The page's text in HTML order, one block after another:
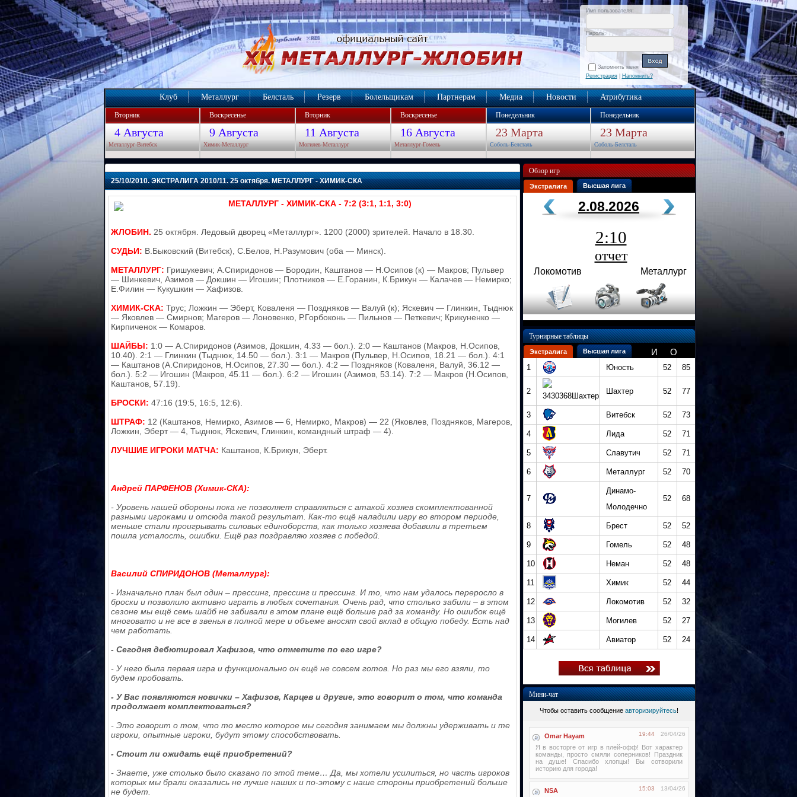
Имя пользователя:
Пароль:
Запомнить меня
Регистрация| Напомнить?
Клуб Металлург Белсталь Резерв Болельщикам Партнерам Медиа Новости Атрибутика
Вторник Воскресенье Вторник Воскресенье Понедельник Понедельник
4 Августа 9 Августа 11 Августа 16 Августа 23 Марта 23 Марта
Металлург-Витебск Химик-Металлург Могилев-Металлург Металлург-Гомель Соболь-Белсталь Соболь-Белсталь
25/10/2010. ЭКСТРАЛИГА 2010/11. 25 октября. МЕТАЛЛУРГ - ХИМИК-СКА
МЕТАЛЛУРГ - ХИМИК-СКА - 7:2 (3:1, 1:1, 3:0)
ЖЛОБИН. 25 октября. Ледовый дворец «Металлург». 1200 (2000) зрителей. Начало в 18.30.
СУДЬИ: В.Быковский (Витебск), С.Белов, Н.Разумович (оба — Минск).
МЕТАЛЛУРГ: Гришукевич; А.Спиридонов — Бородин, Каштанов — Н.Осипов (к) — Макров; Пульвер
— Шинкевич, Азимов — Докшин — Игошин; Плотников — Е.Горанин, К.Брикун — Калачев — Немирко;
Е.Филин — Кукушкин — Хафизов.
ХИМИК-СКА: Трус; Ложкин — Эберт, Коваленя — Поздняков — Валуй (к); Яскевич — Глинкин, Тыднюк
— Яковлев — Смирнов; Магеров — Лоновенко, Р.Горбоконь — Пильнов — Петкевич; Крикуненко —
Кирпиченок — Комаров.
ШАЙБЫ: 1:0 — А.Спиридонов (Азимов, Докшин, 4.33 — бол.). 2:0 — Каштанов (Макров, Н.Осипов,
10.40). 2:1 — Глинкин (Тыднюк, 14.50 — бол.). 3:1 — Макров (Пульвер, Н.Осипов, 18.21 — бол.). 4:1
— Каштанов (А.Спиридонов, Н.Осипов, 27.30 — бол.). 4:2 — Поздняков (Коваленя, Валуй, 36.12 —
бол.). 5:2 — Игошин (Макров, 45.11 — бол.). 6:2 — Игошин (Азимов, 53.14). 7:2 — Макров (Н.Осипов,
Каштанов, 57.19).
БРОСКИ: 47:16 (19:5, 16:5, 12:6).
ШТРАФ: 12 (Каштанов, Немирко, Азимов — 6, Немирко, Макров) — 22 (Яковлев, Поздняков, Магеров,
Ложкин, Эберт — 4, Тыднюк, Яскевич, Глинкин, командный штраф — 4).
ЛУЧШИЕ ИГРОКИ МАТЧА: Каштанов, К.Брикун, Эберт.
Андрей ПАРФЕНОВ (Химик-СКА):
- Уровень нашей обороны пока не позволяет справляться с атакой хозяев скомплектованной
разными игроками и отсюда такой результат. Как-то ещё наладили игру во втором периоде,
меньше стали проигрывать силовых единоборств, как только хозяева добавили в третьем
пошла усталость, ошибки. Ещё раз поздравляю хозяев с победой.
Василий СПИРИДОНОВ (Металлург):
- Изначально план был один – прессинг, прессинг и прессинг. И то, что нам удалось переросло в
броски и позволило активно играть в любых сочетания. Очень рад, что столько забили – в этом
сезоне мы ещё семь шайб не забивали в этом плане ещё больше рад за команду. Но ошибок ещё
многовато и не все в звенья в полной мере и объеме вносят свой вклад в общую победу. Есть над
чем работать.
- Сегодня дебютировал Хафизов, что отметите по его игре?
- У него была первая игра и функционально он ещё не совсем готов. Но раз мы его взяли, то
будем пробовать.
- У Вас появляются новички – Хафизов, Карцев и другие, это говорит о том, что команда
продолжает комплектоваться?
- Это говорит о том, что то место которое мы сегодня занимаем мы должны удерживать и те
игроки, опытные игроки, будут этому способствовать.
- Стоит ли ожидать ещё приобретений?
- Знаете, уже столько было сказано по этой теме… Да, мы хотели усилиться, но часть игроков
которых мы брали оказались не лучше наших и по-этому с наше стороны приобретений больше
не будет.
Обзор игр
Экстралига Высшая лига
2.08.2026
2:10
отчет
Локомотив Металлург
Турнирные таблицы
Экстралига Высшая лига И О
1 Юность 52 85
2 Шахтер 52 77
3 Витебск 52 73
4 Лида 52 71
5 Славутич 52 71
6 Металлург 52 70
7
Динамо-
Молодечно
52 68
8 Брест 52 52
9 Гомель 52 48
10 Неман 52 48
11 Химик 52 44
12 Локомотив 52 32
13 Могилев 52 27
14 Авиатор 52 24
Мини-чат
Чтобы оставить сообщение авторизируйтесь!
Omar Hayam 26/04/26
19:44
Я в восторге от игр в плей-офф! Вот характер
команды, просто смяли соперников! Праздник
на душе! Спасибо хлопцы! Вы сотворили
историю для города!
NSA 13/04/26
15:03